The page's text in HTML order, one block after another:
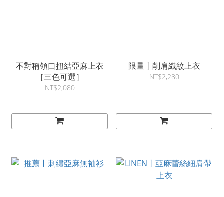
不對稱領口扭結亞麻上衣
［三色可選］
NT$2,080
限量丨削肩織紋上衣
NT$2,280